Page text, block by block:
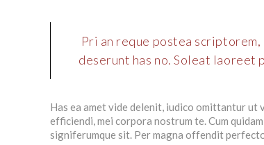
Pri an reque postea scriptorem,
deserunt has no. Soleat laoreet
Has ea amet vide delenit, iudico omittantur ut
efficiendi, mei corpora nostrum te. Cum
signiferumque sit. Per magna offendit